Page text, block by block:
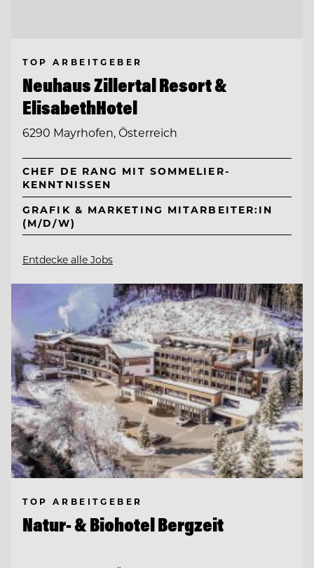
TOP ARBEITGEBER
Neuhaus Zillertal Resort &
ElisabethHotel
6290 Mayrhofen, Österreich
CHEF DE RANG MIT SOMMELIER-
KENNTNISSEN
GRAFIK & MARKETING MITARBEITER:IN
(M/D/W)
Entdecke alle Jobs
TOP ARBEITGEBER
Natur- & Biohotel Bergzeit